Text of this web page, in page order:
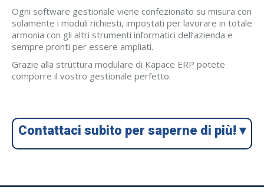
Ogni software gestionale viene confezionato su misura con
solamente i moduli richiesti, impostati per lavorare in totale
armonia con gli altri strumenti informatici dell’azienda e
sempre pronti per essere ampliati.
Grazie alla struttura modulare di Kapace ERP potete
comporre il vostro gestionale perfetto.
Contattaci subito per saperne di più! ▾